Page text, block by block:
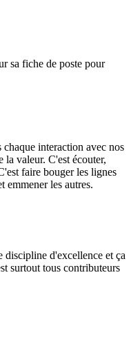
sa fiche de poste pour
chaque interaction avec nos
la valeur. C'est écouter,
faire bouger les lignes
emmener les autres.
discipline d'excellence et ça
surtout tous contributeurs